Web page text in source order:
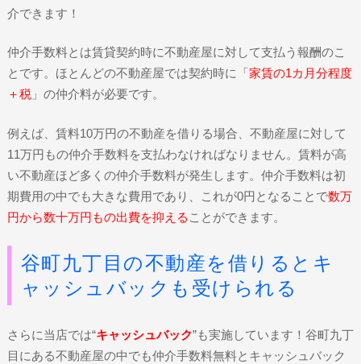
介できます！
仲介手数料とは賃貸契約時に不動産屋に対して支払う報酬のこ
とです。ほとんどの不動産屋では契約時に「家賃の1カ月分程度
＋税」の仲介料が必要です。
例えば、賃料10万円の不動産を借りる場合、不動産屋に対して
11万円もの仲介手数料を支払わなければなりません。賃料が高
い不動産ほど多くの仲介手数料が発生します。仲介手数料は初
期費用の中でも大きな費用であり、これが0円となることで数万
円から数十万円もの出費を抑える ことができます。
谷町九丁目の不動産を借りるとキ
ャッシュバックも受けられる
さらに当店では“キャッシュバック”も実施しています！谷町九丁
目にある不動産屋の中でも仲介手数料無料とキャッシュバック